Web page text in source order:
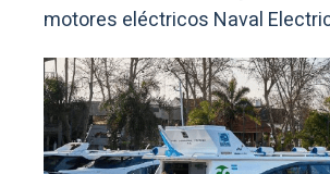
motores eléctricos Naval